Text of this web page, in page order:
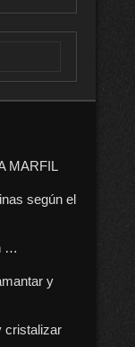
MARFIL
según el
…
y
cristalizar